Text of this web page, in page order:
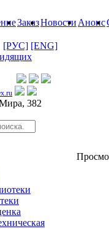
ЗаказНовости Анонс
[РУС] [ENG]
382